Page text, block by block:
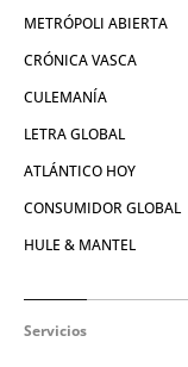
METRÓPOLI ABIERTA
CRÓNICA VASCA
CULEMANÍA
LETRA GLOBAL
ATLÁNTICO HOY
CONSUMIDOR GLOBAL
HULE & MANTEL
Servicios